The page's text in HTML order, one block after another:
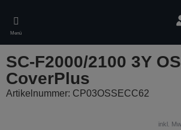
main
content
Menü
SC-F2000/2100 3Y
CoverPlus
Artikelnummer: CP03OSSECC62
inkl.